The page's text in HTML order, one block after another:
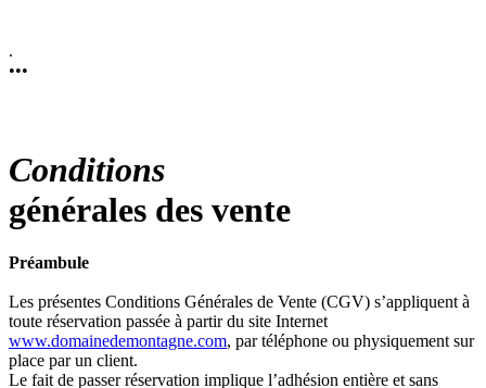
.
•••
Conditions
générales des vente
Préambule
Les présentes Conditions Générales de Vente (CGV) s’appliquent à
toute réservation passée à partir du site Internet
www.domainedemontagne.com, par téléphone ou physiquement sur
place par un client.
Le fait de passer réservation implique l’adhésion entière et sans